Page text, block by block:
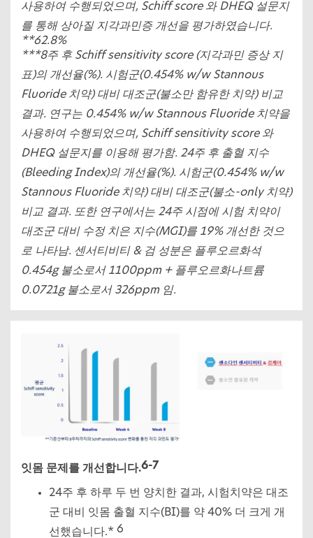
사용하여 수행되었으며, Schiff score 와 DHEQ 설문지
를 통해 상아질 지각과민증 개선을 평가하였습니다.
**62.8%
***8주 후 Schiff sensitivity score (지각과민 증상 지
표)의 개선율(%). 시험군(0.454% w/w Stannous
Fluoride 치약) 대비 대조군(불소만 함유한 치약) 비교
결과. 연구는 0.454% w/w Stannous Fluoride 치약을
사용하여 수행되었으며, Schiff sensitivity score 와
DHEQ 설문지를 이용해 평가함. 24주 후 출혈 지수
(Bleeding Index)의 개선율(%). 시험군(0.454% w/w
Stannous Fluoride 치약) 대비 대조군(불소-only 치약)
비교 결과. 또한 연구에서는 24주 시점에 시험 치약이
대조군 대비 수정 치은 지수(MGI)를 19% 개선한 것으
로 나타남. 센서티비티 & 검 성분은 플루오르화석
0.454g 불소로서 1100ppm + 플루오르화나트륨
0.0721g 불소로서 326ppm 임.
잇몸 문제를 개선합니다.6-7
24주 후 하루 두 번 양치한 결과, 시험치약은 대조
군 대비 잇몸 출혈 지수(BI)를 약 40% 더 크게 개
선했습니다.* 6